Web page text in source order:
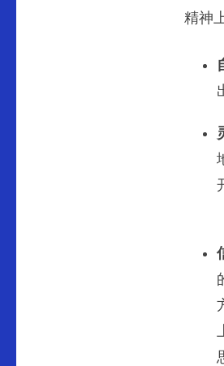
精神